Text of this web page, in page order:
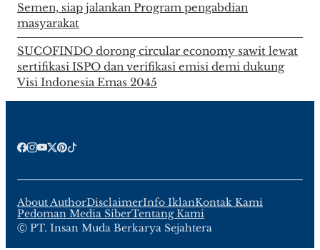
Semen, siap jalankan Program pengabdian
masyarakat
SUCOFINDO dorong circular economy sawit lewat
sertifikasi ISPO dan verifikasi emisi demi dukung
Visi Indonesia Emas 2045
About AuthorDisclaimerInfo IklanKontak Kami
Pedoman Media SiberTentang Kami
Ⓒ PT. Insan Muda Berkarya Sejahtera